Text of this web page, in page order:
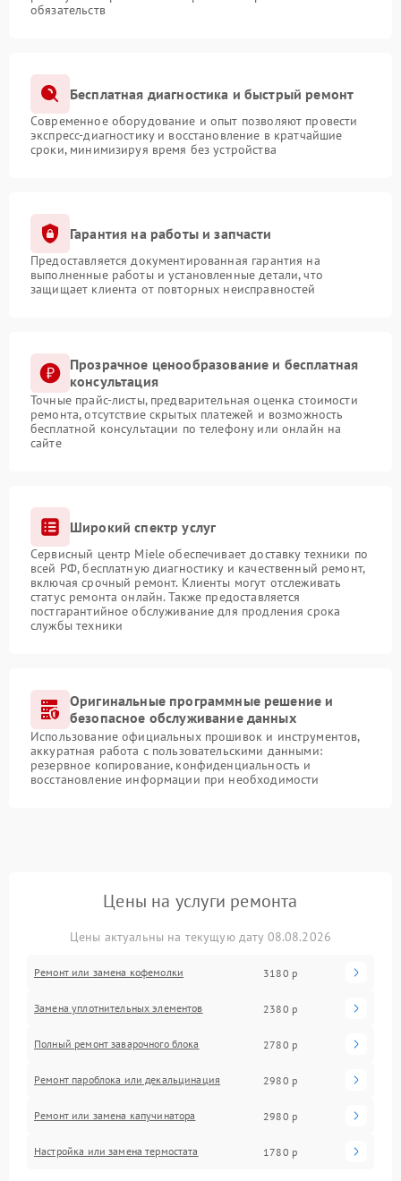
обязательств
Бесплатная диагностика и быстрый ремонт
Современное оборудование и опыт позволяют провести
экспресс-диагностику и восстановление в кратчайшие
сроки, минимизируя время без устройства
Гарантия на работы и запчасти
Предоставляется документированная гарантия на
выполненные работы и установленные детали, что
защищает клиента от повторных неисправностей
Прозрачное ценообразование и бесплатная
консультация
Точные прайс-листы, предварительная оценка стоимости
ремонта, отсутствие скрытых платежей и возможность
бесплатной консультации по телефону или онлайн на
сайте
Широкий спектр услуг
Сервисный центр Miele обеспечивает доставку техники по
всей РФ, бесплатную диагностику и качественный ремонт,
включая срочный ремонт. Клиенты могут отслеживать
статус ремонта онлайн. Также предоставляется
постгарантийное обслуживание для продления срока
службы техники
Оригинальные программные решение и
безопасное обслуживание данных
Использование официальных прошивок и инструментов,
аккуратная работа с пользовательскими данными:
резервное копирование, конфиденциальность и
восстановление информации при необходимости
Цены на услуги ремонта
Цены актуальны на текущую дату 08.08.2026
Ремонт или замена кофемолки 3180 р
Замена уплотнительных элементов 2380 р
Полный ремонт заварочного блока 2780 р
Ремонт пароблока или декальцинация 2980 р
Ремонт или замена капучинатора 2980 р
Настройка или замена термостата 1780 р